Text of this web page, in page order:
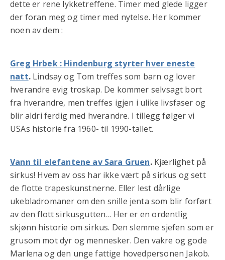
dette er rene lykketreffene. Timer med glede ligger
der foran meg og timer med nytelse. Her kommer
noen av dem :
Greg Hrbek : Hindenburg styrter hver eneste
natt.Lindsay og Tom treffes som barn og lover
hverandre evig troskap. De kommer selvsagt bort
fra hverandre, men treffes igjen i ulike livsfaser og
blir aldri ferdig med hverandre. I tillegg følger vi
USAs historie fra 1960- til 1990-tallet.
Vann til elefantene av Sara Gruen. Kjærlighet på
sirkus! Hvem av oss har ikke vært på sirkus og sett
de flotte trapeskunstnerne. Eller lest dårlige
ukebladromaner om den snille jenta som blir forført
av den flott sirkusgutten… Her er en ordentlig
skjønn historie om sirkus. Den slemme sjefen som er
grusom mot dyr og mennesker. Den vakre og gode
Marlena og den unge fattige hovedpersonen Jakob.